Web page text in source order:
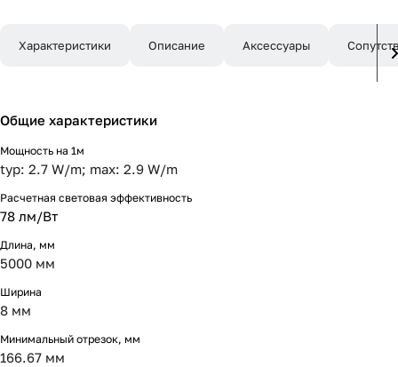
Характеристики Описание Аксессуары
Общие характеристики
Мощность на 1м
typ: 2.7 W/m; max: 2.9 W/m
Расчетная световая эффективность
78 лм/Вт
Длина, мм
5000 мм
Ширина
8 мм
Минимальный отрезок, мм
166.67 мм